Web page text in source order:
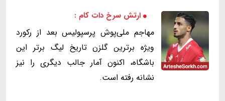
ارتش سرخ دات کام :
مهاجم ملی‌پوش پرسپولیس بعد از رکورد
ویژه برترین گلزن تاریخ لیگ برتر این
باشگاه، اکنون آمار جالب دیگری را نیز
نشانه رفته است.